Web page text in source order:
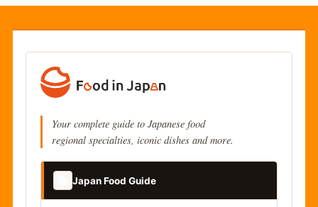
Your complete guide to Japanese food
regional specialties, iconic dishes and more.
Japan Food Guide